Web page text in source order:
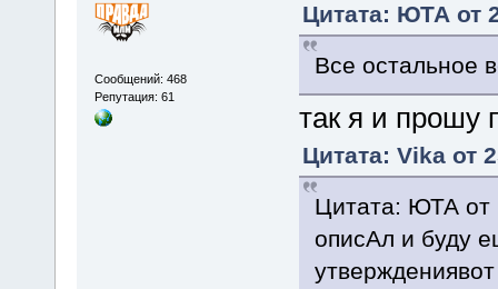
Сообщений: 468
Репутация: 61
Цитата: ЮТА от
Все остальное
так я и прошу
Цитата: Vika от
Цитата: ЮТА от
описАл и буду